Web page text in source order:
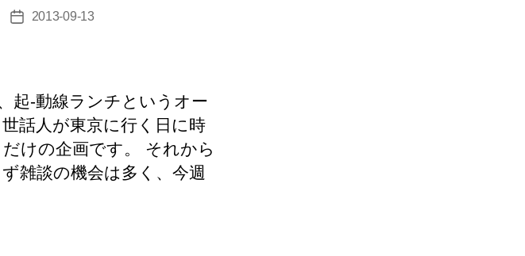
投
2013-09-13
起-動線ランチというオー
話人が東京に行く日に時
けの企画です。 それから
雑談の機会は多く、今週